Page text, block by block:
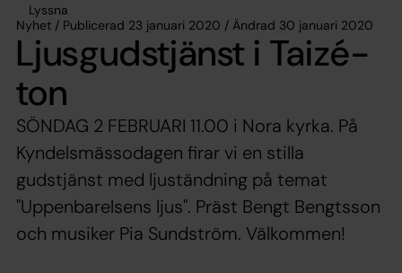
Lyssna
Nyhet / Publicerad 23 januari 2020 / Ändrad 30 januari 2020
Ljusgudstjänst i Taizé-
ton
SÖNDAG 2 FEBRUARI 11.00 i Nora kyrka. På
Kyndelsmässodagen firar vi en stilla
gudstjänst med ljuständning på temat
"Uppenbarelsens ljus". Präst Bengt Bengtsson
och musiker Pia Sundström. Välkommen!